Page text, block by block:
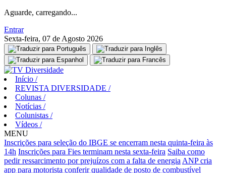
Aguarde, carregando...
Entrar
Sexta-feira, 07 de Agosto 2026
Início /
REVISTA DIVERSIDADE /
Colunas /
Notícias /
Colunistas /
Vídeos /
MENU
Inscrições para seleção do IBGE se encerram nesta quinta-feira às
14h Inscrições para Fies terminam nesta sexta-feira Saiba como
pedir ressarcimento por prejuízos com a falta de energia ANP cria
app para motorista conferir qualidade de posto de combustível